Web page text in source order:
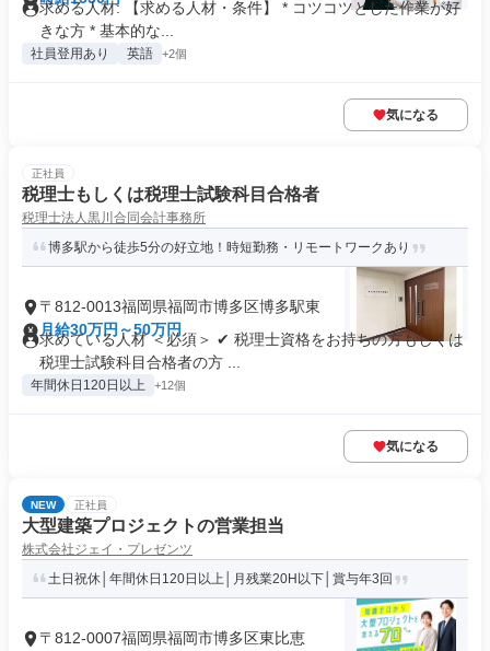
求める人材: 【求める人材・条件】 * コツコツとした作業が好
きな方 * 基本的な...
社員登用あり 英語 +2個
気になる
正社員
税理士もしくは税理士試験科目合格者
税理士法人黒川合同会計事務所
博多駅から徒歩5分の好立地！時短勤務・リモートワークあり
〒812-0013福岡県福岡市博多区博多駅東
月給30万円～50万円
求めている人材 ＜必須＞ ✔ 税理士資格をお持ちの方もしくは
税理士試験科目合格者の方 ...
年間休日120日以上 +12個
気になる
NEW 正社員
大型建築プロジェクトの営業担当
株式会社ジェイ・プレゼンツ
土日祝休│年間休日120日以上│月残業20H以下│賞与年3回
〒812-0007福岡県福岡市博多区東比恵